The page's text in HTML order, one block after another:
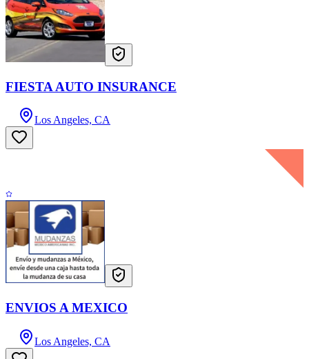
FIESTA AUTO INSURANCE
Los Angeles, CA
ENVIOS A MEXICO
Los Angeles, CA